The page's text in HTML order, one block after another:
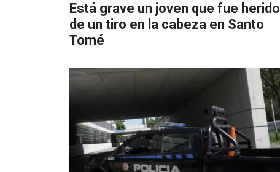
Está grave un joven que fue herido
de un tiro en la cabeza en Santo
Tomé